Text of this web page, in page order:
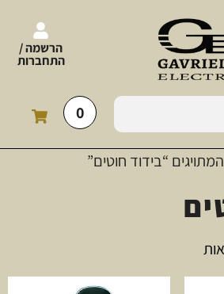
הרשמה /
התחברות
0
“בידוד חוטים”